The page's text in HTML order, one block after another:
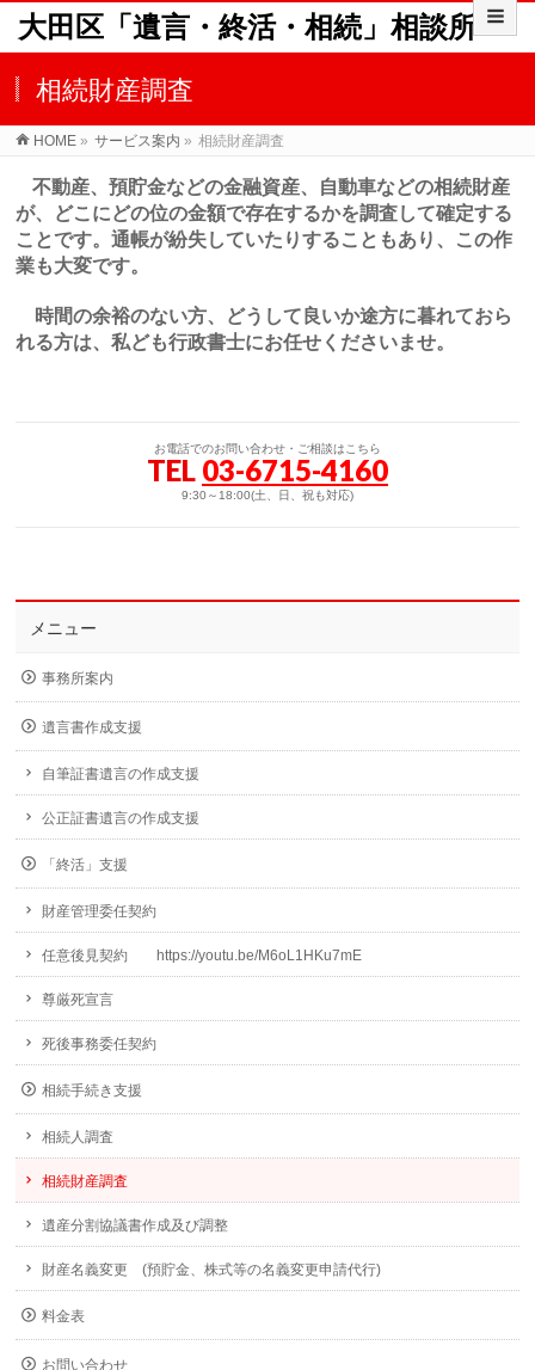
大田区「遺言・終活・相続」相談所
相続財産調査
HOME » サービス案内 » 相続財産調査
不動産、預貯金などの金融資産、自動車などの相続財産
が、どこにどの位の金額で存在するかを調査して確定する
ことです。通帳が紛失していたりすることもあり、この作
業も大変です。
時間の余裕のない方、どうして良いか途方に暮れておら
れる方は、私ども行政書士にお任せくださいませ。
お電話でのお問い合わせ・ご相談はこちら
TEL 03-6715-4160
9:30～18:00(土、日、祝も対応)
メニュー
事務所案内
遺言書作成支援
自筆証書遺言の作成支援
公正証書遺言の作成支援
「終活」支援
財産管理委任契約
任意後見契約 https://youtu.be/M6oL1HKu7mE
尊厳死宣言
死後事務委任契約
相続手続き支援
相続人調査
相続財産調査
遺産分割協議書作成及び調整
財産名義変更 (預貯金、株式等の名義変更申請代行)
料金表
お問い合わせ